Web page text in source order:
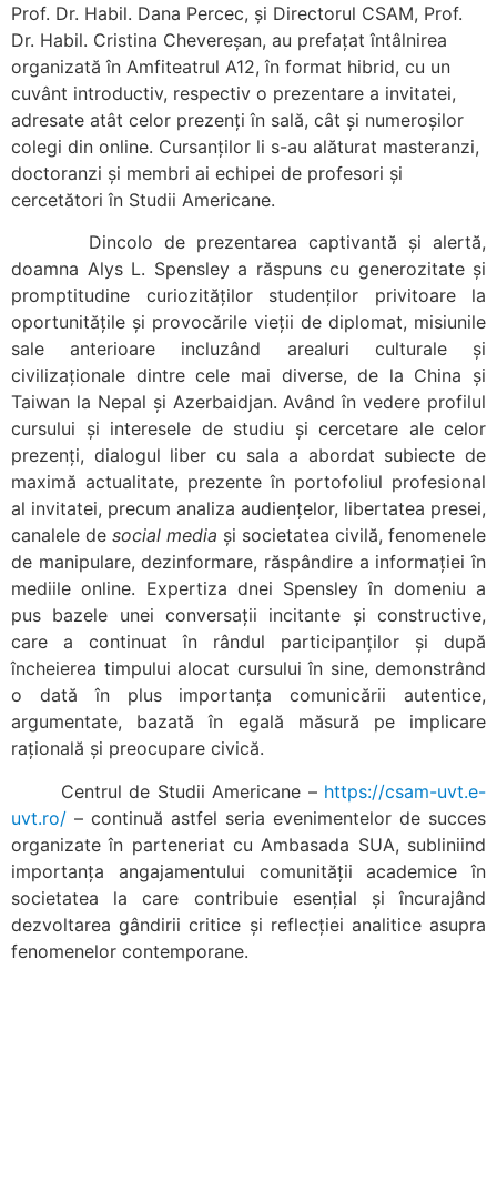
Prof. Dr. Habil. Dana Percec, și Directorul CSAM, Prof.
Dr. Habil. Cristina Chevereșan, au prefațat întâlnirea
organizată în Amfiteatrul A12, în format hibrid, cu un
cuvânt introductiv, respectiv o prezentare a invitatei,
adresate atât celor prezenți în sală, cât și numeroșilor
colegi din online. Cursanților li s-au alăturat masteranzi,
doctoranzi și membri ai echipei de profesori și
cercetători în Studii Americane.
Dincolo de prezentarea captivantă și alertă,
doamna Alys L. Spensley a răspuns cu generozitate și
promptitudine curiozităților studenților privitoare la
oportunitățile și provocările vieții de diplomat, misiunile
sale anterioare incluzând arealuri culturale și
civilizaționale dintre cele mai diverse, de la China și
Taiwan la Nepal și Azerbaidjan. Având în vedere profilul
cursului și interesele de studiu și cercetare ale celor
prezenți, dialogul liber cu sala a abordat subiecte de
maximă actualitate, prezente în portofoliul profesional
al invitatei, precum analiza audiențelor, libertatea presei,
canalele de social media și societatea civilă, fenomenele
de manipulare, dezinformare, răspândire a informației în
mediile online. Expertiza dnei Spensley în domeniu a
pus bazele unei conversații incitante și constructive,
care a continuat în rândul participanților și după
încheierea timpului alocat cursului în sine, demonstrând
o dată în plus importanța comunicării autentice,
argumentate, bazată în egală măsură pe implicare
rațională și preocupare civică.
Centrul de Studii Americane – https://csam-uvt.e-
uvt.ro/ – continuă astfel seria evenimentelor de succes
organizate în parteneriat cu Ambasada SUA, subliniind
importanța angajamentului comunității academice în
societatea la care contribuie esențial și încurajând
dezvoltarea gândirii critice și reflecției analitice asupra
fenomenelor contemporane.